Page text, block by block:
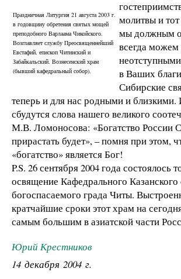
Праздничная Литургия 21 августа 2003 г.
в годовщину обретения святых мощей
преподобного Варлаама Чикойского.
Возглавляет службу Преосвященнейший
Евстафий, епископ Читинский и
Забайкальский. Вознесенский храм
(бывший кафедральный собор).
молитвы и
мы должным
всегда можем
в Ваших
Сибирские
теперь и для нас родными и близкими.
сбудутся слова нашего великого
М.В. Ломоносова: «Богатство России
прирастать будет», – помня при этом,
«богатство» является Бог!
P.S. 26 сентября 2004 года состоялось
освящение Кафедрального Казанского
богоспасаемого града Читы.
кратчайшие сроки этот храм на
самым большим в азиатской части
Юрий Крестников
14 декабря 2004 г.